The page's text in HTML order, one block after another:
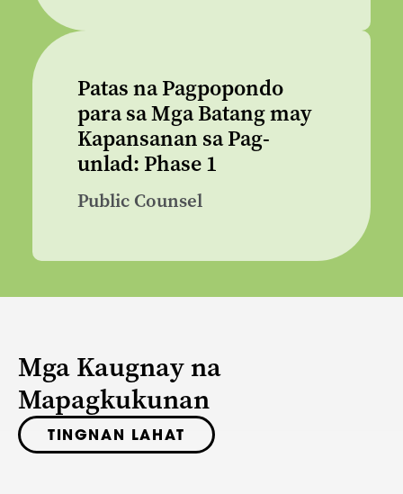
Patas na Pagpopondo
para sa Mga Batang may
Kapansanan sa Pag-
unlad: Phase 1
Public Counsel
Mga Kaugnay na
Mapagkukunan
TINGNAN LAHAT